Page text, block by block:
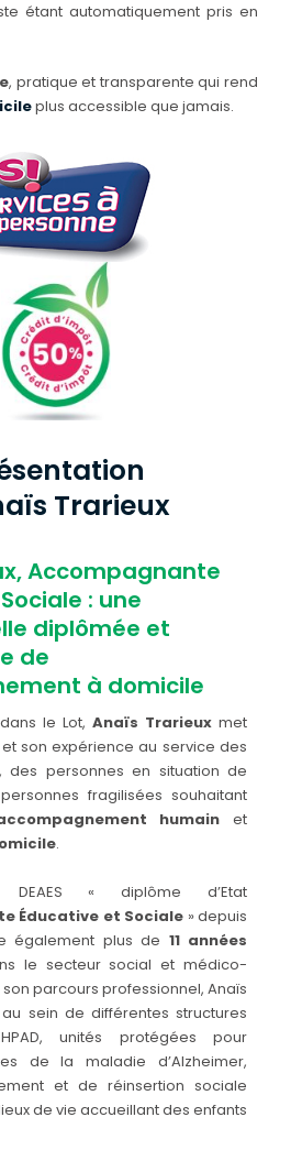
étant automatiquement pris en
, pratique et transparente qui rend
plus accessible que jamais.
Trarieux
Accompagnante
: une
diplômée et
de
à domicile
le Lot, Anaïs Trarieux met
son expérience au service des
des personnes en situation de
fragilisées souhaitant
humain et
.
DEAES « diplôme d’Etat
Éducative et Sociale » depuis
également plus de 11 années
le secteur social et médico-
parcours professionnel, Anaïs
sein de différentes structures
unités protégées pour
de la maladie d’Alzheimer,
et de réinsertion sociale
de vie accueillant des enfants